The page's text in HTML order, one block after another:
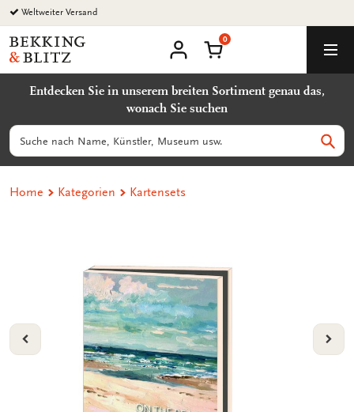
Zurück
zum
Inhalt
Weltweiter Versand
Bekking
&
Uitgevers
Warenkorb
0
Entdecken Sie in unserem breiten Sortiment genau das,
wonach Sie suchen
Suchen
Home Kategorien Kartensets
VORIGE